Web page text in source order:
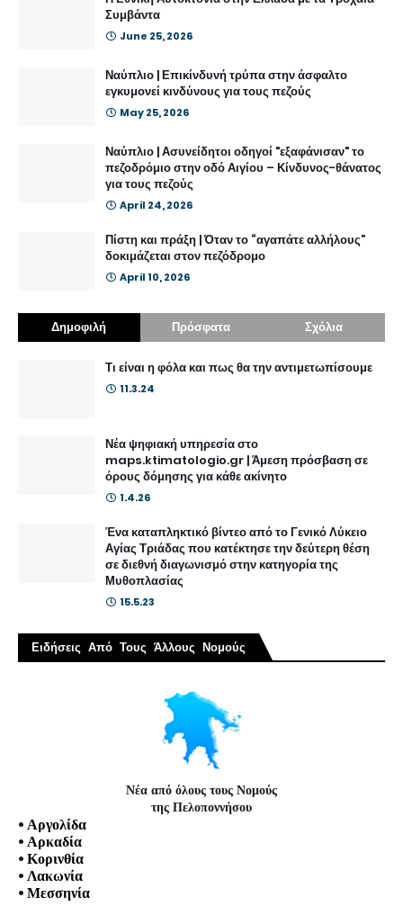
Συμβάντα
June 25, 2026
Ναύπλιο | Επικίνδυνή τρύπα στην άσφαλτο
εγκυμονεί κινδύνους για τους πεζούς
May 25, 2026
Ναύπλιο | Ασυνείδητοι οδηγοί "εξαφάνισαν" το
πεζοδρόμιο στην οδό Αιγίου – Κίνδυνος-θάνατος
για τους πεζούς
April 24, 2026
Πίστη και πράξη | Όταν το “αγαπάτε αλλήλους”
δοκιμάζεται στον πεζόδρομο
April 10, 2026
Δημοφιλή Πρόσφατα Σχόλια
Τι είναι η φόλα και πως θα την αντιμετωπίσουμε
11.3.24
Νέα ψηφιακή υπηρεσία στο
maps.ktimatologio.gr | Άμεση πρόσβαση σε
όρους δόμησης για κάθε ακίνητο
1.4.26
Ένα καταπληκτικό βίντεο από το Γενικό Λύκειο
Αγίας Τριάδας που κατέκτησε την δεύτερη θέση
σε διεθνή διαγωνισμό στην κατηγορία της
Μυθοπλασίας
15.5.23
Ειδήσεις Από Τους Άλλους Νομούς
Νέα από όλους τους Νομούς
της Πελοποννήσου
• Αργολίδα
• Αρκαδία
• Κορινθία
• Λακωνία
• Μεσσηνία